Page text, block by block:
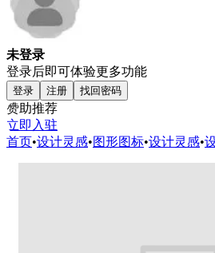
未登录
登录后即可体验更多功能
登录 注册 找回密码
赞助推荐
立即入驻
首页•设计灵感•图形图标•设计灵感•